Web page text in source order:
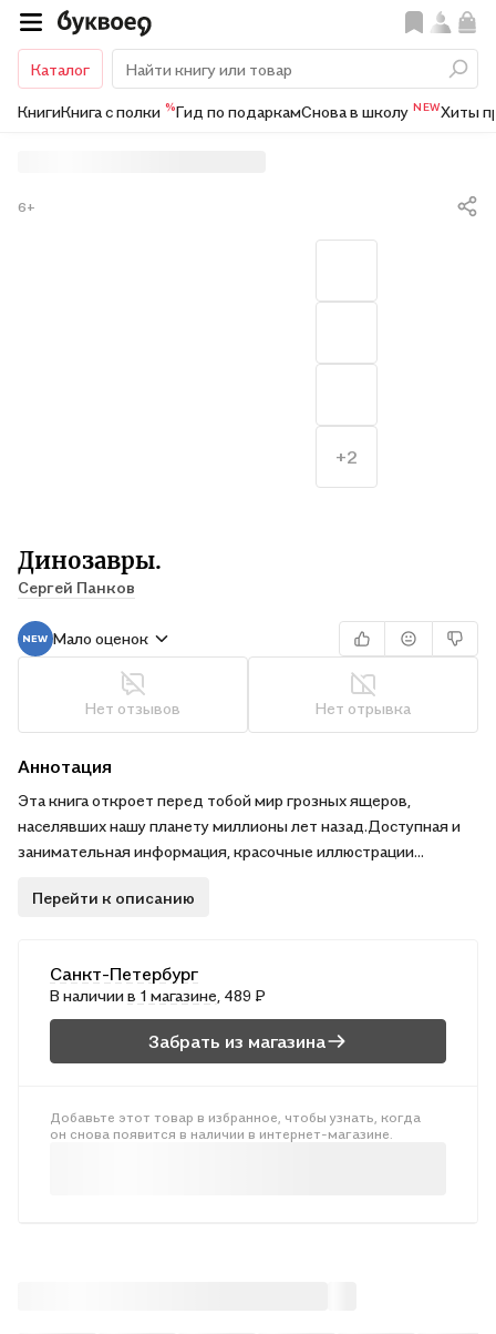
Каталог
КнигиКнига с полки %Гид по подаркамСнова в школу NEWХиты
Динозавры.
Сергей Панков
6+
Мало оценок
Нет отзывов Нет отрывка
+2
Аннотация
Эта книга откроет перед тобой мир грозных ящеров,
населявших нашу планету миллионы лет назад.Доступная и
занимательная информация, красочные иллюстрации
Перейти к описанию
Санкт-Петербург
В наличиив 1 магазине , 489 ₽
Забрать из магазина
Добавьте этот товар в избранное, чтобы узнать, когда
он снова появится в наличии в интернет-магазине.